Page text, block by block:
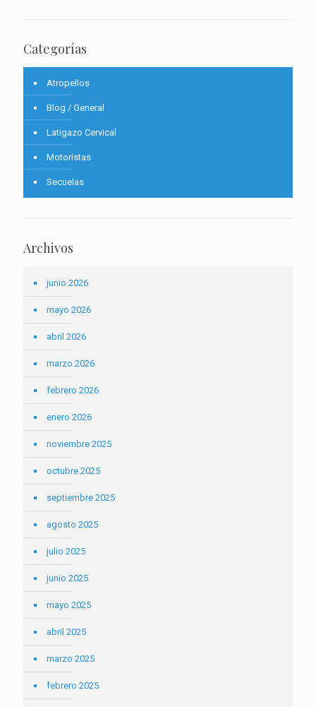
Categorías
Atropellos
Blog / General
Latigazo Cervical
Motoristas
Secuelas
Archivos
junio 2026
mayo 2026
abril 2026
marzo 2026
febrero 2026
enero 2026
noviembre 2025
octubre 2025
septiembre 2025
agosto 2025
julio 2025
junio 2025
mayo 2025
abril 2025
marzo 2025
febrero 2025